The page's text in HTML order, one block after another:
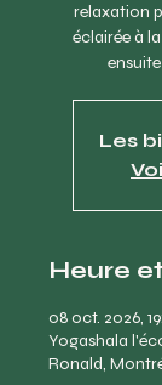
relaxation
éclairée à la
Les
Heure
08 oct. 2026,
Yogashala
Ronald,